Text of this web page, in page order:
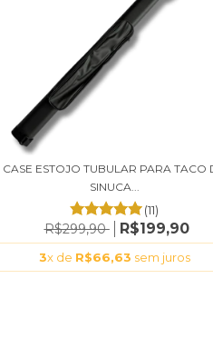
CASE ESTOJO TUBULAR PARA TACO
SINUCA...
(11)
R$299,90 R$199,90
3x de R$66,63 sem juros